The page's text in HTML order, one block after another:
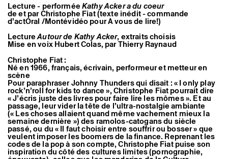
Lecture - performéeKathy Acker a du coeur
de et par Christophe Fiat (texte inédit - commande
d’actOral /Montévidéo pour A vous de lire!)
LectureAutour de Kathy Acker, extraits choisis
Mise en voix Hubert Colas, par Thierry Raynaud
Christophe Fiat :
Né en 1966, français, écrivain, performeur et metteur en
scène
Pour paraphraser Johnny Thunders qui disait : « I only play
rock’n’roll for kids to dance », Christophe Fiat pourrait dire
« J’écris juste des livres pour faire lire les mômes ». Et au
passage, leur vider la tête de l’ultra-nostalgie ambiante
(« Les choses allaient quand même vachement mieux la
semaine dernière ») des ramolos-catogans du siècle
passé, ou du « Il faut choisir entre souffrir ou bosser » que
veulent imposer les boomers de la finance. Reprenant les
codes de la pop à son compte, Christophe Fiat puise son
inspiration du côté des cultures limites (pornographie,